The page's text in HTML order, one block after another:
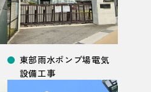
東部雨水ポンプ場電気
設備工事